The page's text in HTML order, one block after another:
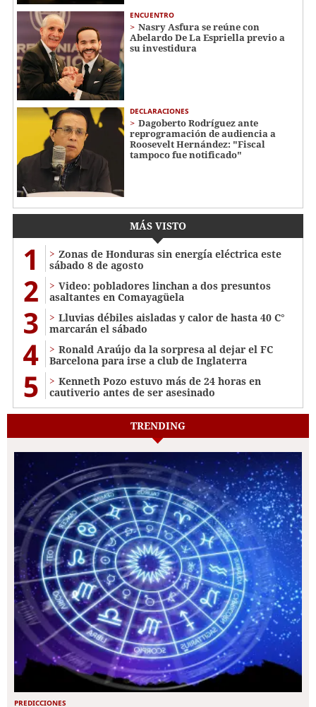
ENCUENTRO
Nasry Asfura se reúne con
Abelardo De La Espriella previo a
su investidura
DECLARACIONES
Dagoberto Rodríguez ante
reprogramación de audiencia a
Roosevelt Hernández: "Fiscal
tampoco fue notificado"
MÁS VISTO
1
Zonas de Honduras sin energía eléctrica este
sábado 8 de agosto
2
Video: pobladores linchan a dos presuntos
asaltantes en Comayagüela
3
Lluvias débiles aisladas y calor de hasta 40 C°
marcarán el sábado
4
Ronald Araújo da la sorpresa al dejar el FC
Barcelona para irse a club de Inglaterra
5
Kenneth Pozo estuvo más de 24 horas en
cautiverio antes de ser asesinado
TRENDING
PREDICCIONES